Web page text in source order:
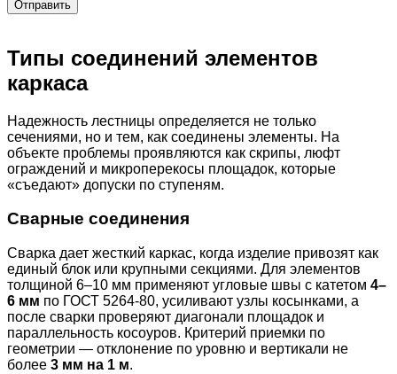
Типы соединений элементов
каркаса
Надежность лестницы определяется не только
сечениями, но и тем, как соединены элементы. На
объекте проблемы проявляются как скрипы, люфт
ограждений и микроперекосы площадок, которые
«съедают» допуски по ступеням.
Сварные соединения
Сварка дает жесткий каркас, когда изделие привозят как
единый блок или крупными секциями. Для элементов
толщиной 6–10 мм применяют угловые швы с катетом 4–
6 мм по ГОСТ 5264-80, усиливают узлы косынками, а
после сварки проверяют диагонали площадок и
параллельность косоуров. Критерий приемки по
геометрии — отклонение по уровню и вертикали не
более 3 мм на 1 м.